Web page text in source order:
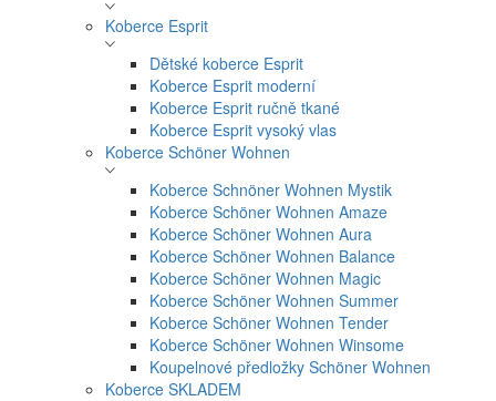
Koberce Esprit
Dětské koberce Esprit
Koberce Esprit moderní
Koberce Esprit ručně tkané
Koberce Esprit vysoký vlas
Koberce Schöner Wohnen
Koberce Schnöner Wohnen Mystik
Koberce Schöner Wohnen Amaze
Koberce Schöner Wohnen Aura
Koberce Schöner Wohnen Balance
Koberce Schöner Wohnen Magic
Koberce Schöner Wohnen Summer
Koberce Schöner Wohnen Tender
Koberce Schöner Wohnen Winsome
Koupelnové předložky Schöner Wohnen
Koberce SKLADEM